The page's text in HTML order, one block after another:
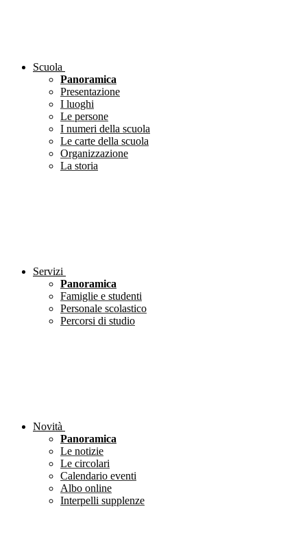
Scuola
Panoramica
Presentazione
I luoghi
Le persone
I numeri della scuola
Le carte della scuola
Organizzazione
La storia
Servizi
Panoramica
Famiglie e studenti
Personale scolastico
Percorsi di studio
Novità
Panoramica
Le notizie
Le circolari
Calendario eventi
Albo online
Interpelli supplenze